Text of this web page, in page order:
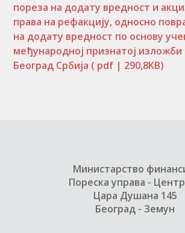
пореза на додату вредност и
права на рефакцију, односно
на додату вредност по основу
међународној признатој изложби
Београд Србија ( pdf | 290,8KB)
Министарство
Пореска управа -
Цара Душана 145
Београд - Земун